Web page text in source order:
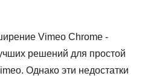
Vimeo Chrome -
решений для простой
Однако эти недостатки